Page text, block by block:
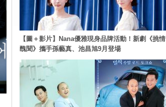
【圖＋影片】Nana優雅現身品牌活動！新劇《挑情
醜聞》攜手孫藝真、池昌旭9月登場